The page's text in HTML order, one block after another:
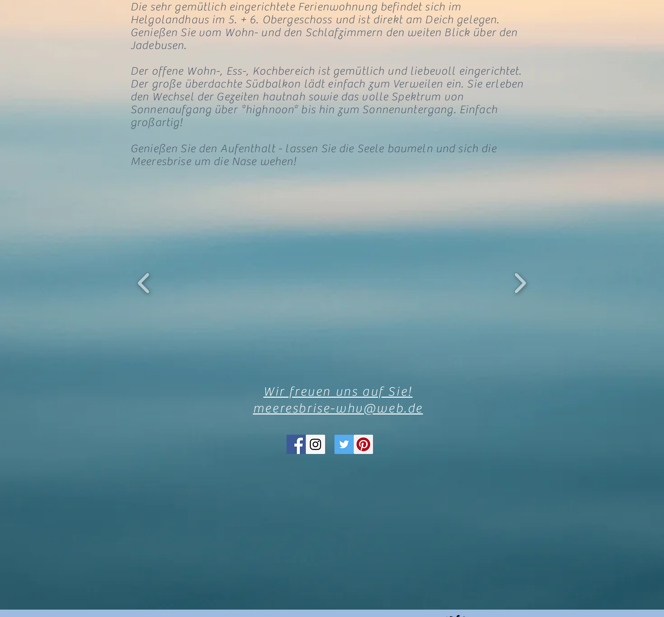
Die sehr gemütlich eingerichtete Ferienwohnung befindet sich im
Helgolandhaus im 5. + 6. Obergeschoss und ist direkt am Deich gelegen.
Genießen Sie vom Wohn- und den Schlafzimmern den weiten Blick über den
Jadebusen.
Der offene Wohn-, Ess-, Kochbereich ist gemütlich und liebevoll eingerichtet.
Der große überdachte Südbalkon lädt einfach zum Verweilen ein. Sie erleben
den Wechsel der Gezeiten hautnah sowie das volle Spektrum von
Sonnenaufgang über *highnoon* bis hin zum Sonnenuntergang. Einfach
großartig!
Genießen Sie den Aufenthalt - lassen Sie die Seele baumeln und sich die
Meeresbrise um die Nase wehen!
Wir freuen uns auf Sie!
meeresbrise-whv@web.de